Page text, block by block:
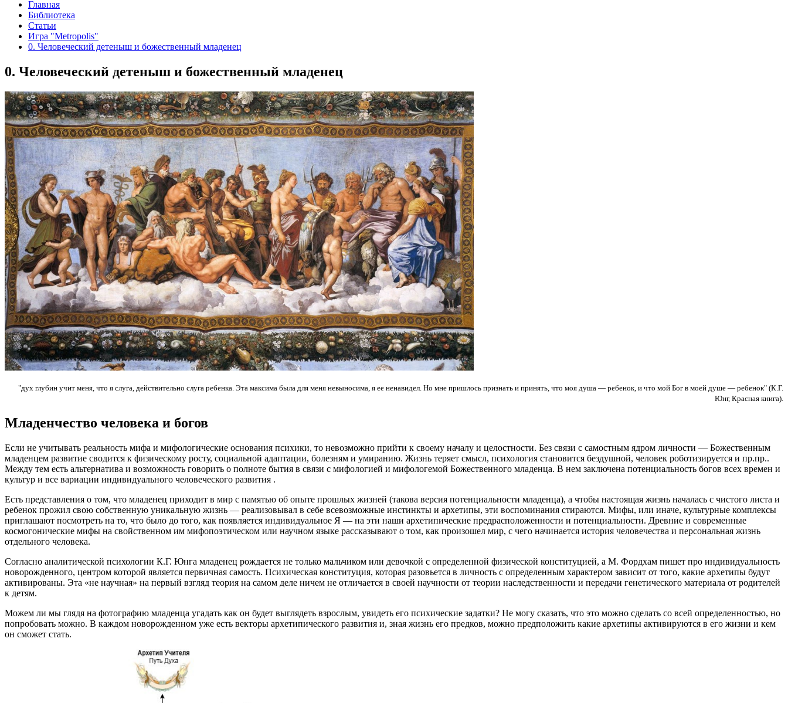
Главная
Библиотека
Статьи
Игра "Metropolis"
0. Человеческий детеныш и божественный младенец
0. Человеческий детеныш и божественный младенец
"дух глубин учит меня, что я слуга, действительно слуга ребенка. Эта максима была для меня невыносима, я ее ненавидел. Но мне пришлось признать и принять, что моя душа — ребенок, и что мой Бог в моей душе — ребенок" (К.Г.
Юнг, Красная книга).
Младенчество человека и богов
Если не учитывать реальность мифа и мифологические основания психики, то невозможно прийти к своему началу и целостности. Без связи с самостным ядром личности — Божественным
младенцем развитие сводится к физическому росту, социальной адаптации, болезням и умиранию. Жизнь теряет смысл, психология становится бездушной, человек роботизируется и пр.пр..
Между тем есть альтернатива и возможность говорить о полноте бытия в связи с мифологией и мифологемой Божественного младенца. В нем заключена потенциальность богов всех времен и
культур и все вариации индивидуального человеческого развития .
Есть представления о том, что младенец приходит в мир с памятью об опыте прошлых жизней (такова версия потенциальности младенца), а чтобы настоящая жизнь началась с чистого листа и
ребенок прожил свою собственную уникальную жизнь — реализовывал в себе всевозможные инстинкты и архетипы, эти воспоминания стираются. Мифы, или иначе, культурные комплексы
приглашают посмотреть на то, что было до того, как появляется индивидуальное Я — на эти наши архетипические предрасположенности и потенциальности. Древние и современные
космогонические мифы на свойственном им мифопоэтическом или научном языке рассказывают о том, как произошел мир, с чего начинается история человечества и персональная жизнь
отдельного человека.
Согласно аналитической психологии К.Г. Юнга младенец рождается не только мальчиком или девочкой с определенной физической конституцией, а М. Фордхам пишет про индивидуальность
новорожденного, центром которой является первичная самость. Психическая конституция, которая разовьется в личность с определенным характером зависит от того, какие архетипы будут
активированы. Эта «не научная» на первый взгляд теория на самом деле ничем не отличается в своей научности от теории наследственности и передачи генетического материала от родителей
к детям.
Можем ли мы глядя на фотографию младенца угадать как он будет выглядеть взрослым, увидеть его психические задатки? Не могу сказать, что это можно сделать со всей определенностью, но
попробовать можно. В каждом новорожденном уже есть векторы архетипического развития и, зная жизнь его предков, можно предположить какие архетипы активируются в его жизни и кем
он сможет стать.